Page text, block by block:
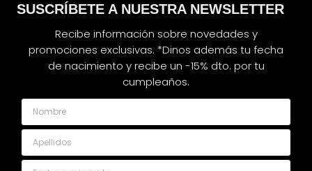
SUSCRÍBETE A NUESTRA NEWSLETTER
Recibe información sobre novedades y
promociones exclusivas. *Dinos además tu fecha
de nacimiento y recibe un -15% dto. por tu
cumpleaños.
Nombre
Apellidos
Fecha nacimiento